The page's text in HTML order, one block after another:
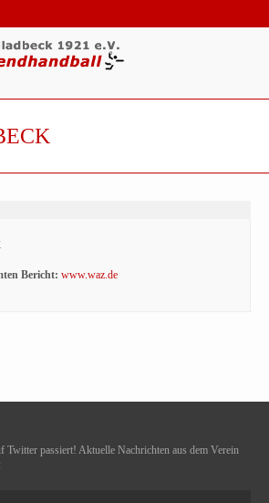
Bericht: www.waz.de
Twitter passiert! Aktuelle Nachrichten aus dem Verein